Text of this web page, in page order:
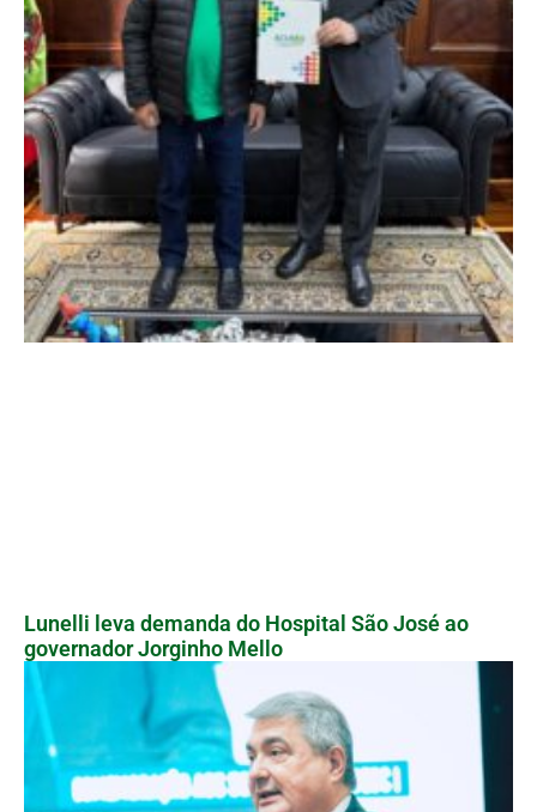
Lunelli leva demanda do Hospital São José ao
governador Jorginho Mello